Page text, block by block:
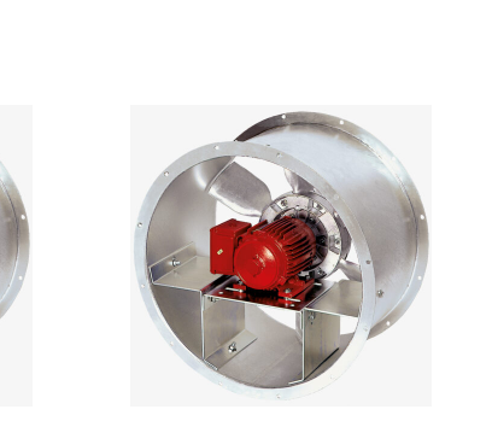
DETAILS